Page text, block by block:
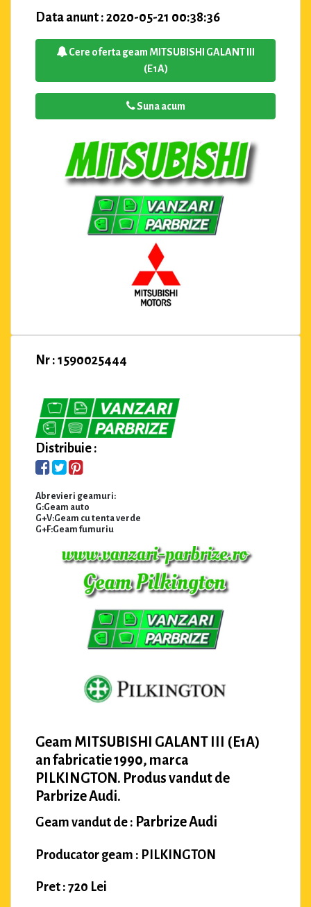
Data anunt : 2020-05-21 00:38:36
Cere oferta geam MITSUBISHI GALANT III
(E1A)
Suna acum
Nr : 1590025444
Distribuie :
Abrevieri geamuri:
G:Geam auto
G+V:Geam cu tenta verde
G+F:Geam fumuriu
Geam MITSUBISHI GALANT III (E1A)
an fabricatie 1990, marca
PILKINGTON. Produs vandut de
Parbrize Audi.
Geam vandut de : Parbrize Audi
Producator geam : PILKINGTON
Pret : 720 Lei